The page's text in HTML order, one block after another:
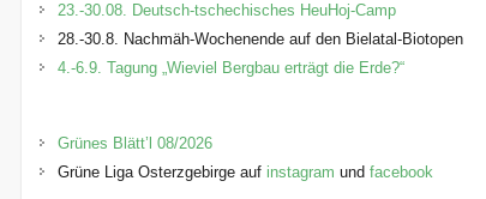
23.-30.08. Deutsch-tschechisches HeuHoj-Camp
28.-30.8. Nachmäh-Wochenende auf den Bielatal-Biotopen
4.-6.9. Tagung „Wieviel Bergbau erträgt die Erde?“
Grünes Blätt’l 08/2026
Grüne Liga Osterzgebirge auf instagram und facebook